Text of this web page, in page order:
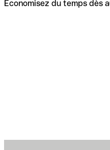
Économisez du temps dès